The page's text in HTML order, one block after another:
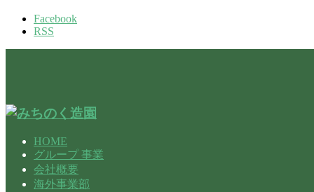
Facebook
RSS
HOME
グループ 事業
会社概要
海外事業部